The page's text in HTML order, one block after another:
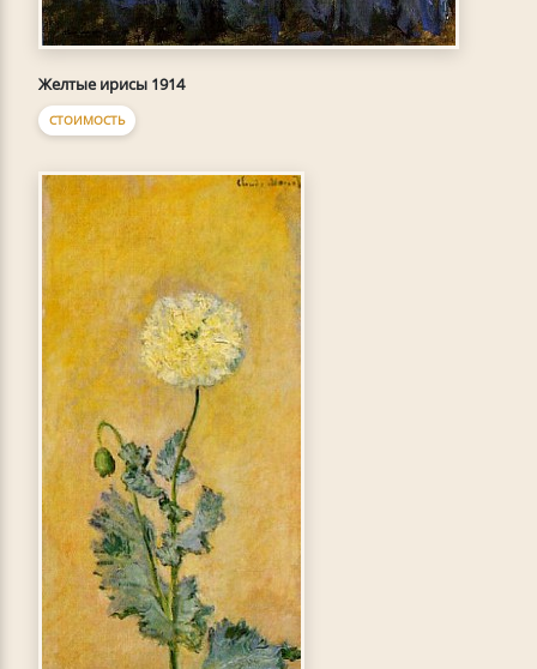
Желтые ирисы 1914
СТОИМОСТЬ